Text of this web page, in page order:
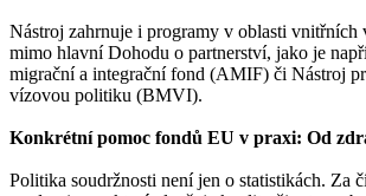
Nástroj zahrnuje i programy v oblasti vnitřních
mimo hlavní Dohodu o partnerství, jako je
migrační a integrační fond (AMIF) či Nástroj
vízovou politiku (BMVI).
Konkrétní pomoc fondů EU v praxi: Od
Politika soudržnosti není jen o statistikách. Za